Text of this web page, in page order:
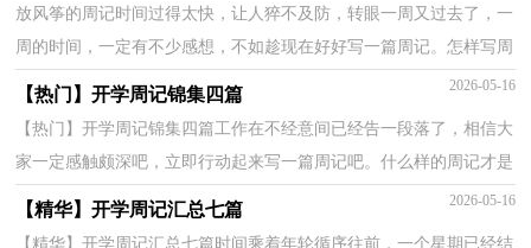
放风筝的周记时间过得太快，让人猝不及防，转眼一周又过去了，一
周的时间，一定有不少感想，不如趁现在好好写一篇周记。怎样写周
记才更能吸引眼球呢？下面是小编收集整理的放风筝的周记...
【热门】开学周记锦集四篇 2026-05-16
【热门】开学周记锦集四篇工作在不经意间已经告一段落了，相信大
家一定感触颇深吧，立即行动起来写一篇周记吧。什么样的周记才是
好的周记呢？以下是小编为大家收集的开学周记5篇，...
【精华】开学周记汇总七篇 2026-05-16
【精华】开学周记汇总七篇时间乘着年轮循序往前，一个星期已经结